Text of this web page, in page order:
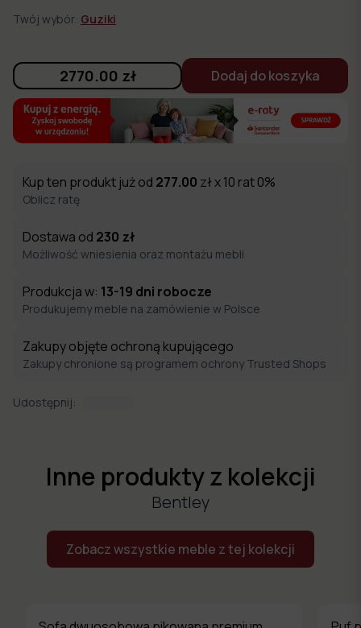
Twój wybór: Guziki
2770.00 zł Dodaj do koszyka
Kup ten produkt już od 277.00 zł x 10 rat 0%
Oblicz ratę
Dostawa od 230 zł
Możliwość wniesienia oraz montażu mebli
Produkcja w: 13-19 dni robocze
Produkujemy meble na zamówienie w Polsce
Zakupy objęte ochroną kupującego
Zakupy chronione są programem ochrony Trusted Shops
Udostępnij:
Inne produkty z kolekcji
Bentley
Zobacz wszystkie meble z tej kolekcji